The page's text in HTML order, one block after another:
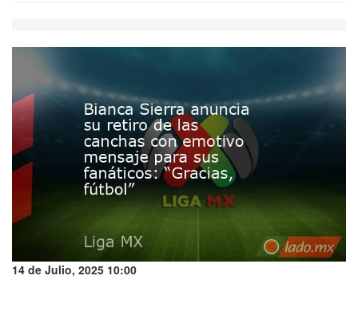
14 de Julio, 2025 10:00